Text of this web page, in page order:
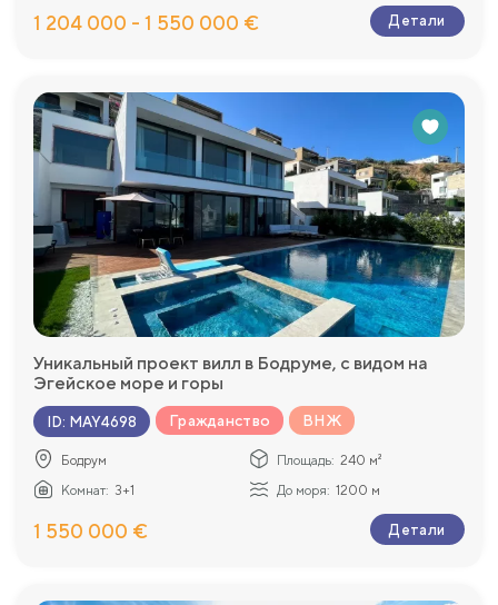
1 204 000 - 1 550 000 € Детали
Уникальный проект вилл в Бодруме, с видом на
Эгейское море и горы
ID: MAY4698 Гражданство ВНЖ
Бодрум Площадь: 240 м²
Комнат: 3+1 До моря: 1200 м
1 550 000 € Детали